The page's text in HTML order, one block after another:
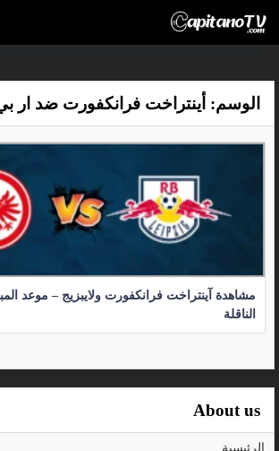
الوسم: أينتراخت فرانكفورت ضد ار بي
مشاهدة آينتراخت فرانكفورت ولايبزيج – موعد
الناقلة
About us
الرئيسية